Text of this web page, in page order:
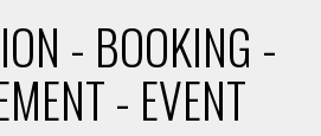
- BOOKING -
- EVENT